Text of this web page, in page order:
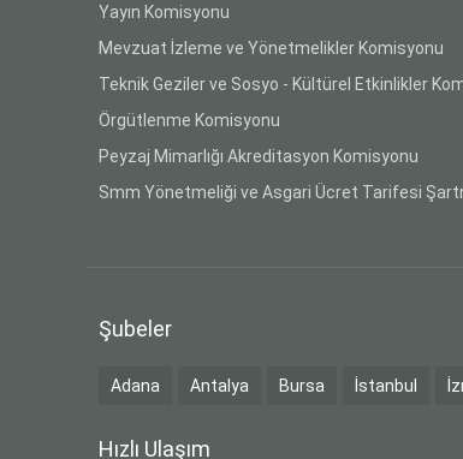
Yayın Komisyonu
Mevzuat İzleme ve Yönetmelikler Komisyonu
Teknik Geziler ve Sosyo - Kültürel Etkinlikler
Örgütlenme Komisyonu
Peyzaj Mimarlığı Akreditasyon Komisyonu
Smm Yönetmeliği ve Asgari Ücret Tarifesi
Şubeler
Adana Antalya Bursa İstanbul
Hızlı Ulaşım